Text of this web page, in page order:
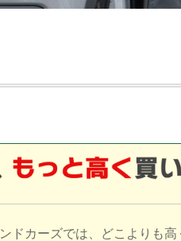
ドカーズでは、どこよりも高